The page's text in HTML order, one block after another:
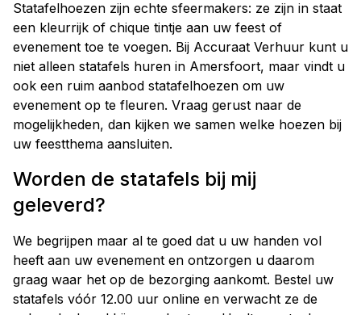
Statafelhoezen zijn echte sfeermakers: ze zijn in staat
een kleurrijk of chique tintje aan uw feest of
evenement toe te voegen. Bij Accuraat Verhuur kunt u
niet alleen statafels huren in Amersfoort, maar vindt u
ook een ruim aanbod statafelhoezen om uw
evenement op te fleuren. Vraag gerust naar de
mogelijkheden, dan kijken we samen welke hoezen bij
uw feestthema aansluiten.
Worden de statafels bij mij
geleverd?
We begrijpen maar al te goed dat u uw handen vol
heeft aan uw evenement en ontzorgen u daarom
graag waar het op de bezorging aankomt. Bestel uw
statafels vóór 12.00 uur online en verwacht ze de